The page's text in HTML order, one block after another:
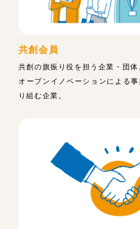
共創会員
共創の旗振り役を担う企業・団体
オープンイノベーションによる
り組む企業。